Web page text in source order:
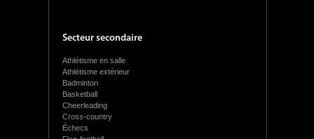
Secteur secondaire
Athlétisme en salle
Athlétisme extérieur
Badminton
Basketball
Cheerleading
Cross-country
Échecs